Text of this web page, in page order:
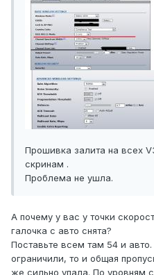
Прошивка залита на всех
скринам .
Проблема не ушла.
А почему у вас у точки
галочка с авто снята?
Поставьте всем там 54 и
ограничили, то и общая
же сильно упала. По уровням